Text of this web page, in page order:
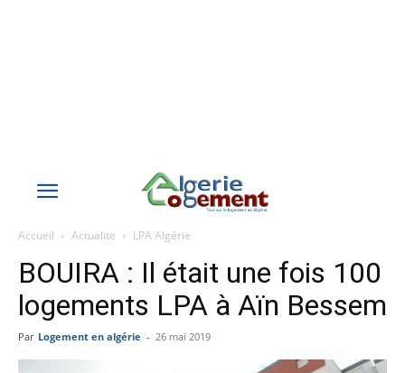
Accueil Actualite LPA Algérie
BOUIRA : Il était une fois 100
logements LPA à Aïn Bessem
Par Logement en algérie - 26 mai 2019